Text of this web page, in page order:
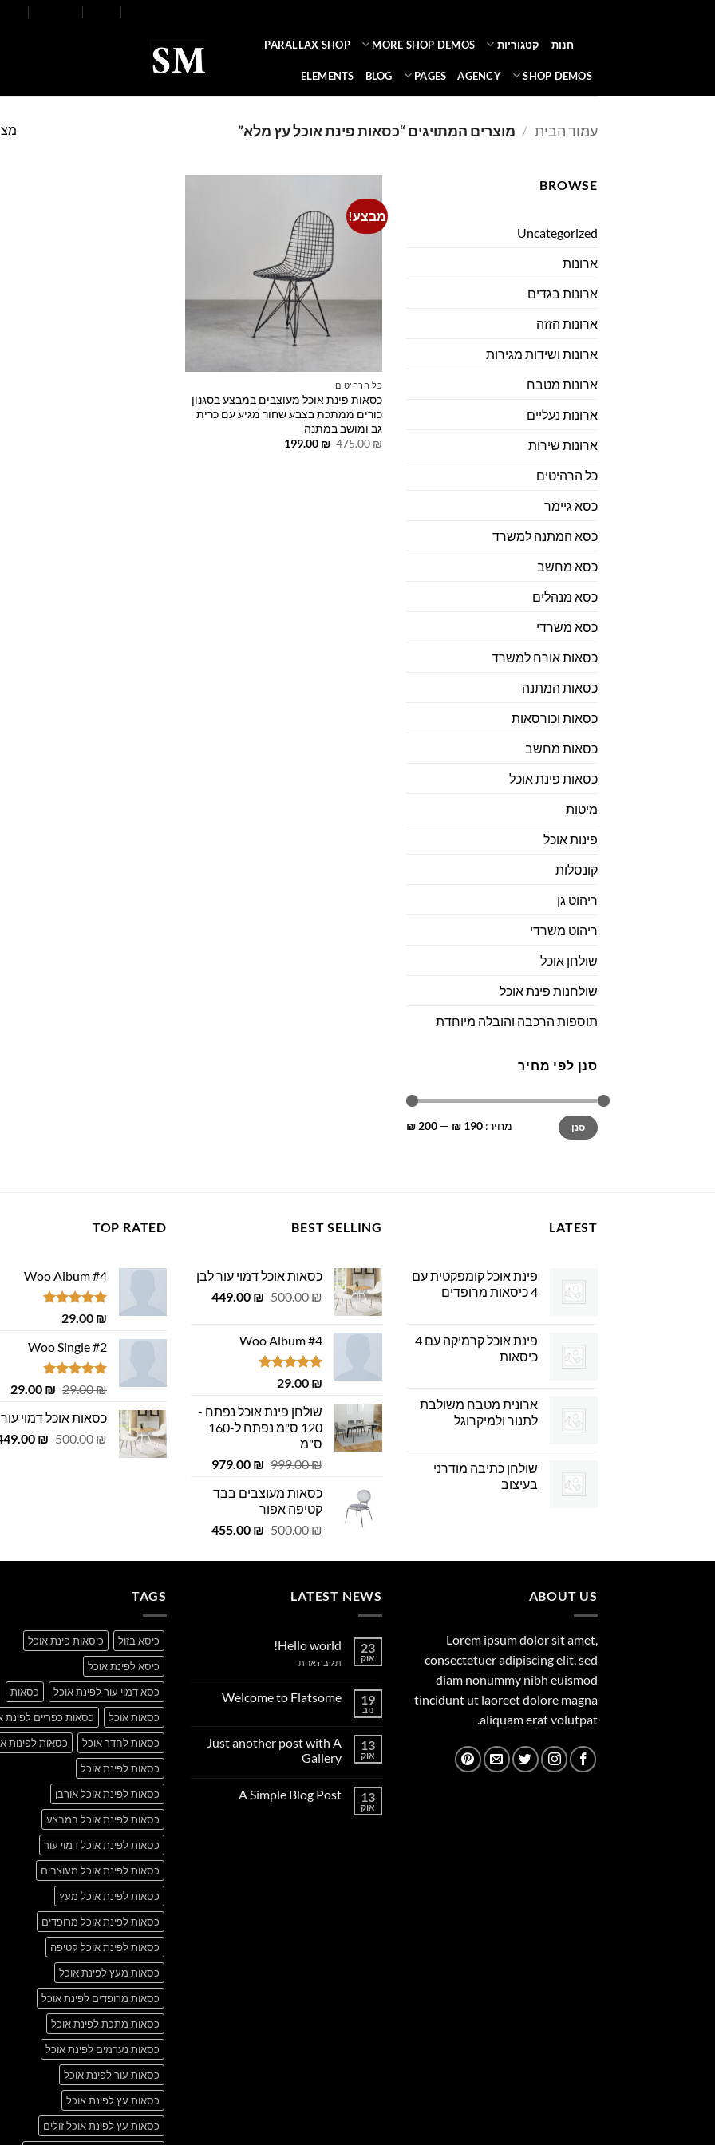
חנות קטגוריות MORE SHOP DEMOS
PARALLAX SHOP
SHOP DEMOS
AGENCY
PAGES
BLOG
ELEMENTS
עמוד הבית / מוצרים המתויגים “כסאות פינת אוכל עץ מלא”
BROWSE
Uncategorized
ארונות
ארונות בגדים
ארונות הזזה
ארונות ושידות מגירות
ארונות מטבח
ארונות נעליים
ארונות שירות
כל הרהיטים
כסא גיימר
כסא המתנה למשרד
כסא מחשב
כסא מנהלים
כסא משרדי
כסאות אורח למשרד
כסאות המתנה
כסאות וכורסאות
כסאות מחשב
כסאות פינת אוכל
מיטות
פינות אוכל
קונסלות
ריהוט גן
ריהוט משרדי
שולחן אוכל
שולחנות פינת אוכל
תוספות הרכבה והובלה מיוחדת
סנן לפי מחיר
מחיר
מינימלי
מחיר
מקסימלי
סנן מחיר: 190 ₪
—
200 ₪
מבצע!
כל הרהיטים
כסאות פינת אוכל מעוצבים במבצע בסגנון
כורים ממתכת בצבע שחור מגיע עם כרית
גב ומושב במתנה
475.00₪
המחיר
199.00 ₪
LATEST
פינת אוכל קומפקטית עם
4 כיסאות מרופדים
פינת אוכל קרמיקה עם 4
כיסאות
ארונית מטבח משולבת
לתנור ולמיקרוגל
שולחן כתיבה מודרני
בעיצוב
BEST SELLING
כסאות אוכל דמוי עור לבן
500.00₪
המחיר
500.00 ₪.
449.00 ₪
המחיר
Woo Album #4
דורג5.00
29.00 ₪
שולחן פינת אוכל נפתח -
120 ס"מ נפתח ל-160
ס"מ
999.00₪
המחיר
היה:
999.00 ₪.
979.00 ₪
המחיר
כסאות מעוצבים בבד
קטיפה אפור
500.00₪
המחיר
היה:
455.00 ₪
המחיר
הוא:
TOP RATED
Woo Album #4
דורג5.00
29.00 ₪
Woo Single #2
דורג4.75
29.00₪
המחיר
היה:
29.00 ₪.
29.00 ₪
₪.
כסאות אוכל דמוי
500.00₪
המחיר
₪
ABOUT US
Lorem ipsum dolor sit amet,
consectetuer adipiscing elit, sed
diam nonummy nibh euismod
tincidunt ut laoreet dolore magna
aliquam erat volutpat.
LATEST NEWS
23
אוק
Hello world!
תגובה אחתעל
19
נוב
Welcome to Flatsome
Welcome
to
Flatsome
13
אוק
Just another post with A
Gallery
על
13
אוק
A Simple Blog Post
TAGS
כיסא בזול
כיסאות פינת אוכל
כיסא לפינת אוכל
כסא דמוי עור לפינת אוכל
כסאות
כסאות אוכל
כסאות כפריים לפינת
כסאות לחדר אוכל
כסאות לפינות
כסאות לפינת אוכל
כסאות לפינת אוכל אורבן
כסאות לפינת אוכל במבצע
כסאות לפינת אוכל דמוי עור
כסאות לפינת אוכל מעוצבים
כסאות לפינת אוכל מעץ
כסאות לפינת אוכל מרופדים
כסאות לפינת אוכל קטיפה
כסאות מעץ לפינת אוכל
כסאות מרופדים לפינת אוכל
כסאות מתכת לפינת אוכל
כסאות נערמים לפינת אוכל
כסאות עור לפינת אוכל
כסאות עץ לפינת אוכל
כסאות עץ לפינת אוכל זולים